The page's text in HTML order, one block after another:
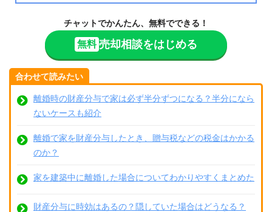
チャットでかんたん、無料でできる！
無料 売却相談をはじめる
合わせて読みたい
離婚時の財産分与で家は必ず半分ずつになる？半分になら
ないケースも紹介
離婚で家を財産分与したとき、贈与税などの税金はかかる
のか？
家を建築中に離婚した場合についてわかりやすくまとめた
財産分与に時効はあるの？隠していた場合はどうなる？